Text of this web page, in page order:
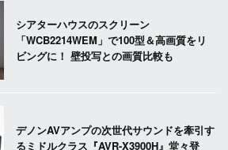
シアターハウスのスクリーン
「WCB2214WEM」で100型＆高画質をリ
ビングに！ 壁投写との画質比較も
デノンAVアンプの次世代サウンドを牽引す
るミドルクラス『AVR-X3900H』堂々登